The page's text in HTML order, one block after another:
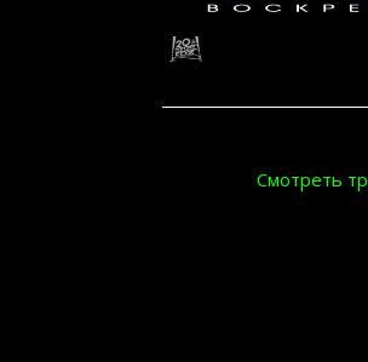
Смотреть